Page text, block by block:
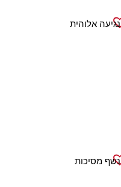
נגיעה אלוהית
נשף מסיכות